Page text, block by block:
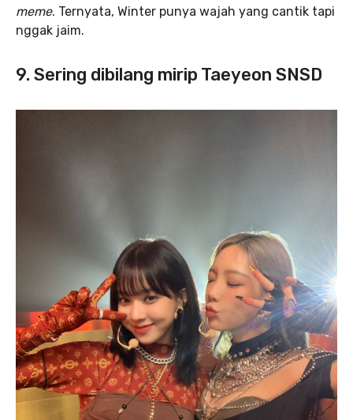
meme. Ternyata, Winter punya wajah yang cantik tapi
nggak jaim.
9. Sering dibilang mirip Taeyeon SNSD